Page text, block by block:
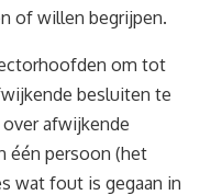
of willen begrijpen.
om tot
besluiten te
afwijkende
één persoon (het
wat fout is gegaan in